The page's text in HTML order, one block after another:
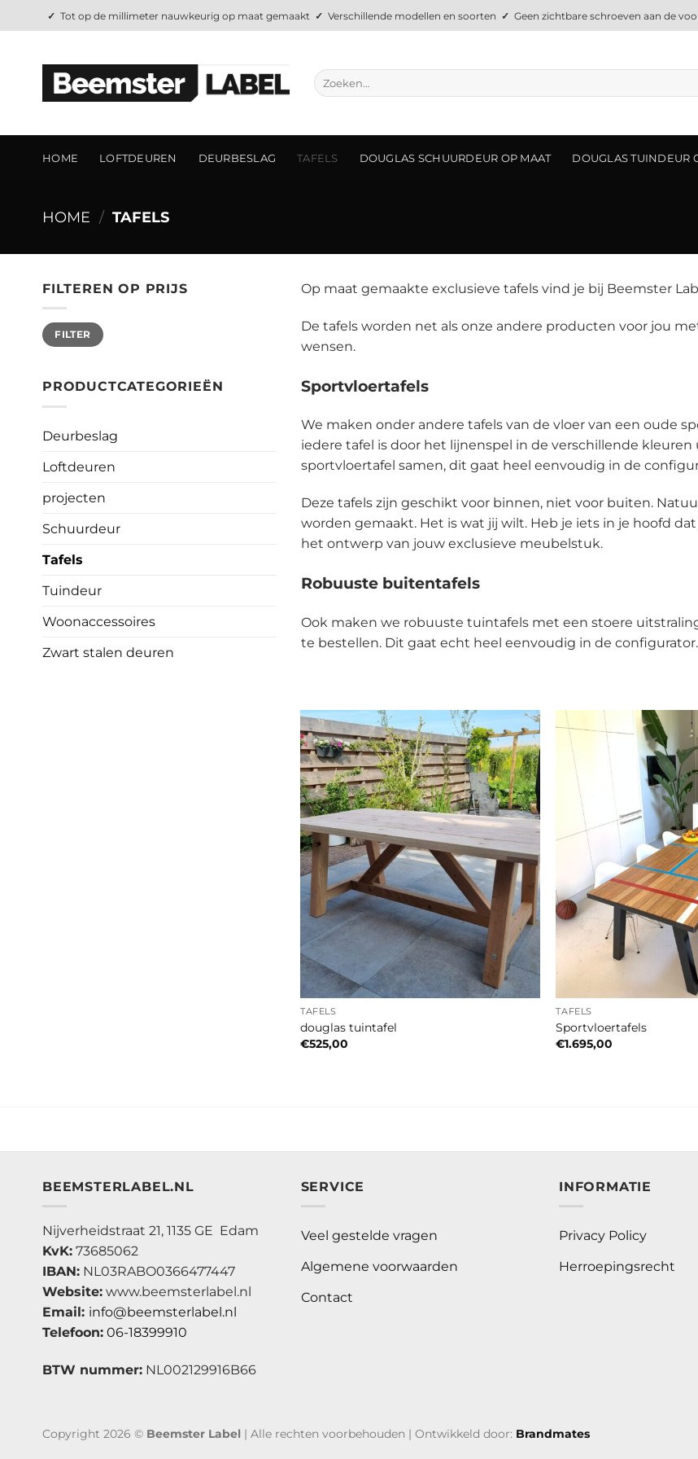
naar
✓ Tot op de millimeter nauwkeurig op maat gemaakt ✓ Verschillende modellen en soorten ✓ Geen zichtbare schroeven aan de
Zoeken
naar:
HOME LOFTDEUREN DEURBESLAG TAFELS DOUGLAS SCHUURDEUR OP MAAT DOUGLAS TUINDEUR
HOME / TAFELS
FILTEREN OP PRIJS
Min.
prijs
Max.
prijsFILTER
PRODUCTCATEGORIEËN
Deurbeslag
Loftdeuren
projecten
Schuurdeur
Tafels
Tuindeur
Woonaccessoires
Zwart stalen deuren
Op maat gemaakte exclusieve tafels vind je bij Beemster
De tafels worden net als onze andere producten voor jou
wensen.
Sportvloertafels
We maken onder andere tafels van de vloer van een oude
iedere tafel is door het lijnenspel in de verschillende kleuren
sportvloertafel samen, dit gaat heel eenvoudig in de
Deze tafels zijn geschikt voor binnen, niet voor buiten.
worden gemaakt. Het is wat jij wilt. Heb je iets in je hoofd
het ontwerp van jouw exclusieve meubelstuk.
Robuuste buitentafels
Ook maken we robuuste tuintafels met een stoere
te bestellen. Dit gaat echt heel eenvoudig in de configurator.
TAFELS
douglas tuintafel
€525,00
TAFELS
Sportvloertafels
€1.695,00
BEEMSTERLABEL.NL
Nijverheidstraat 21, 1135 GE Edam
KvK: 73685062
IBAN: NL03RABO0366477447
Website: www.beemsterlabel.nl
Email: info@beemsterlabel.nl
Telefoon: 06-18399910
BTW nummer: NL002129916B66
SERVICE
Veel gestelde vragen
Algemene voorwaarden
Contact
INFORMATIE
Privacy Policy
Herroepingsrecht
Copyright 2026 © Beemster Label | Alle rechten voorbehouden | Ontwikkeld door: Brandmates